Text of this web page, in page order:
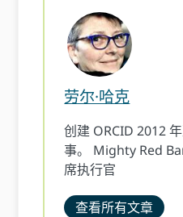
劳尔·哈克
创建 ORCID 2012
事。 Mighty Red
席执行官
查看所有文章